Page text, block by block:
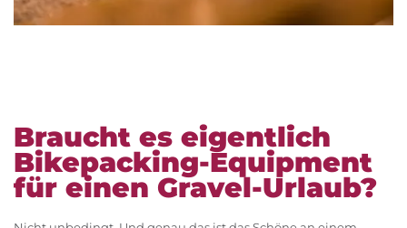
Braucht es eigentlich
Bikepacking-Equipment
für einen Gravel-Urlaub?